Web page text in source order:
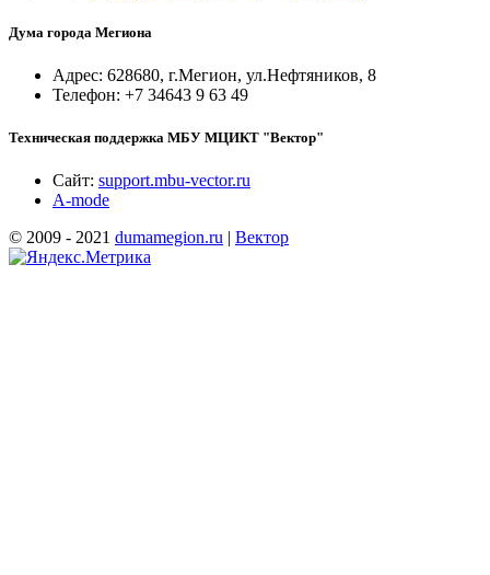
Дума города Мегиона
Адрес: 628680, г.Мегион, ул.Нефтяников, 8
Телефон: +7 34643 9 63 49
Техническая поддержка МБУ МЦИКТ "Вектор"
Сайт: support.mbu-vector.ru
A-mode
© 2009 - 2021 dumamegion.ru | Вектор